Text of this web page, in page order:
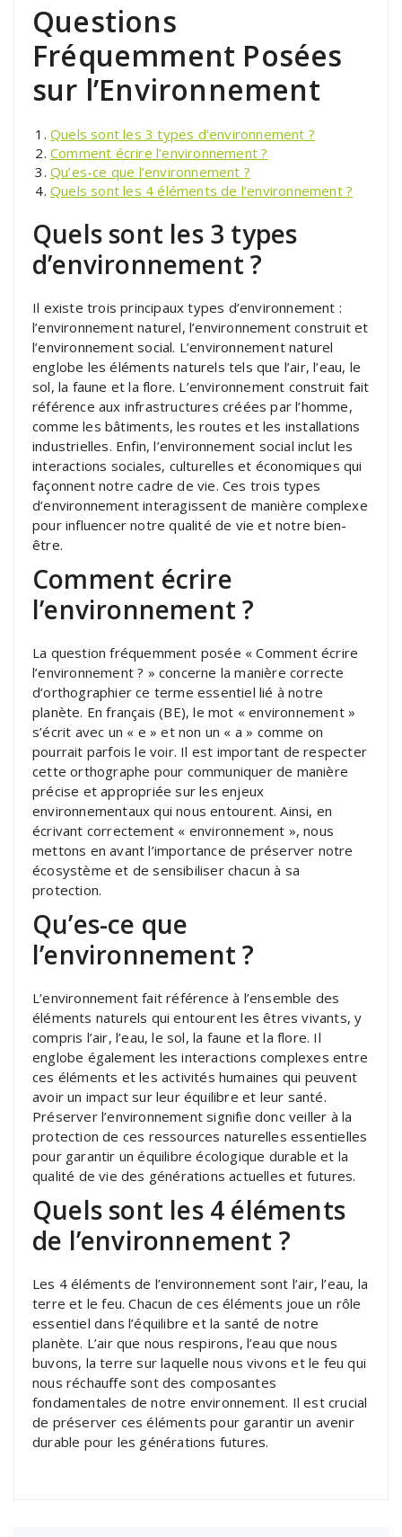
Questions
Fréquemment Posées
sur l’Environnement
Quels sont les 3 types d’environnement ?
Comment écrire l’environnement ?
Qu’es-ce que l’environnement ?
Quels sont les 4 éléments de l’environnement ?
Quels sont les 3 types
d’environnement ?
Il existe trois principaux types d’environnement :
l’environnement naturel, l’environnement construit et
l’environnement social. L’environnement naturel
englobe les éléments naturels tels que l’air, l’eau, le
sol, la faune et la flore. L’environnement construit fait
référence aux infrastructures créées par l’homme,
comme les bâtiments, les routes et les installations
industrielles. Enfin, l’environnement social inclut les
interactions sociales, culturelles et économiques qui
façonnent notre cadre de vie. Ces trois types
d’environnement interagissent de manière complexe
pour influencer notre qualité de vie et notre bien-
être.
Comment écrire
l’environnement ?
La question fréquemment posée « Comment écrire
l’environnement ? » concerne la manière correcte
d’orthographier ce terme essentiel lié à notre
planète. En français (BE), le mot « environnement »
s’écrit avec un « e » et non un « a » comme on
pourrait parfois le voir. Il est important de respecter
cette orthographe pour communiquer de manière
précise et appropriée sur les enjeux
environnementaux qui nous entourent. Ainsi, en
écrivant correctement « environnement », nous
mettons en avant l’importance de préserver notre
écosystème et de sensibiliser chacun à sa
protection.
Qu’es-ce que
l’environnement ?
L’environnement fait référence à l’ensemble des
éléments naturels qui entourent les êtres vivants, y
compris l’air, l’eau, le sol, la faune et la flore. Il
englobe également les interactions complexes entre
ces éléments et les activités humaines qui peuvent
avoir un impact sur leur équilibre et leur santé.
Préserver l’environnement signifie donc veiller à la
protection de ces ressources naturelles essentielles
pour garantir un équilibre écologique durable et la
qualité de vie des générations actuelles et futures.
Quels sont les 4 éléments
de l’environnement ?
Les 4 éléments de l’environnement sont l’air, l’eau, la
terre et le feu. Chacun de ces éléments joue un rôle
essentiel dans l’équilibre et la santé de notre
planète. L’air que nous respirons, l’eau que nous
buvons, la terre sur laquelle nous vivons et le feu qui
nous réchauffe sont des composantes
fondamentales de notre environnement. Il est crucial
de préserver ces éléments pour garantir un avenir
durable pour les générations futures.